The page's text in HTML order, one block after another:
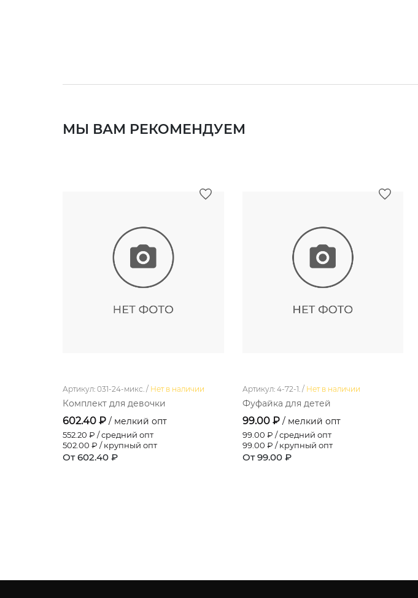
МЫ ВАМ РЕКОМЕНДУЕМ
Артикул: 031-24-микс. / Нет в наличии
Комплект для девочки
602.40 ₽ / мелкий опт
552.20 ₽ / средний опт
502.00 ₽ / крупный опт
От 602.40 ₽
Артикул: 4-72-1. / Нет в наличии
Фуфайка для детей
99.00 ₽ / мелкий опт
99.00 ₽ / средний опт
99.00 ₽ / крупный опт
От 99.00 ₽